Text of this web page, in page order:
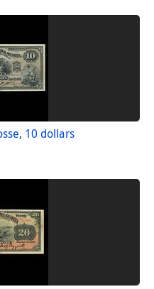
10 dollars